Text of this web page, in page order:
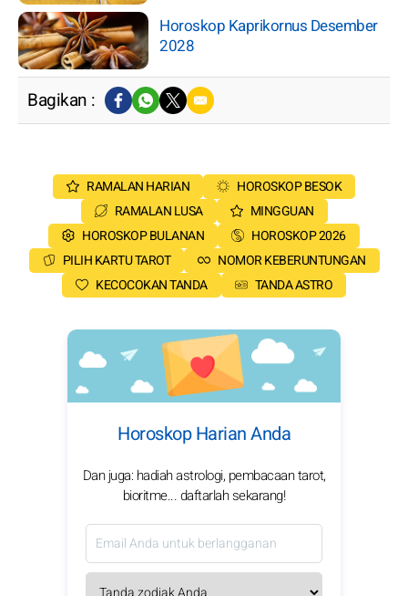
Horoskop Kaprikornus Desember
2028
Bagikan :
RAMALAN HARIAN
HOROSKOP BESOK
RAMALAN LUSA
MINGGUAN
HOROSKOP BULANAN
HOROSKOP 2026
PILIH KARTU TAROT
NOMOR KEBERUNTUNGAN
KECOCOKAN TANDA
TANDA ASTRO
Horoskop Harian Anda
Dan juga: hadiah astrologi, pembacaan tarot,
bioritme... daftarlah sekarang!